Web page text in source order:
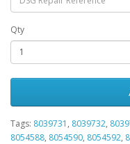
Qty
Tags: 8039731 , 8039732,
8054588, 8054590, 8054592,